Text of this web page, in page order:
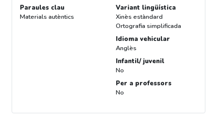
Paraules clau
Materials autèntics
Variant lingüística
Xinès estàndard
Ortografia simplificada
Idioma vehicular
Anglès
Infantil/ juvenil
No
Per a professors
No